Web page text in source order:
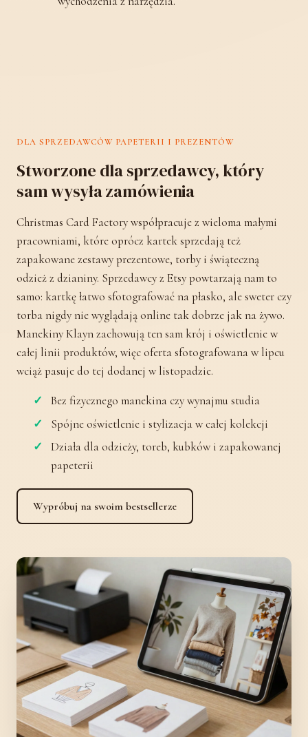
DLA SPRZEDAWCÓW PAPETERII I PREZENTÓW
Stworzone dla sprzedawcy, który
sam wysyła zamówienia
Christmas Card Factory współpracuje z wieloma małymi
pracowniami, które oprócz kartek sprzedają też
zapakowane zestawy prezentowe, torby i świąteczną
odzież z dzianiny. Sprzedawcy z Etsy powtarzają nam to
samo: kartkę łatwo sfotografować na płasko, ale sweter czy
torba nigdy nie wyglądają online tak dobrze jak na żywo.
Manekiny Klayn zachowują ten sam krój i oświetlenie w
całej linii produktów, więc oferta sfotografowana w lipcu
wciąż pasuje do tej dodanej w listopadzie.
Bez fizycznego manekina czy wynajmu studia
Spójne oświetlenie i stylizacja w całej kolekcji
Działa dla odzieży, toreb, kubków i zapakowanej
papeterii
Wypróbuj na swoim bestsellerze